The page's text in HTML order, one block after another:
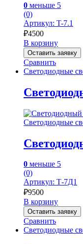
0 меньше 5
(0)
Артикул: T-7.1
₽4500
В корзину
Оставить заявку
Сравнить
Светодиодные
Светодиодные
0 меньше 5
(0)
Артикул: Т-7Д1
₽9500
В корзину
Оставить заявку
Сравнить
Светодиодные